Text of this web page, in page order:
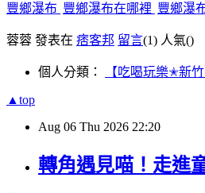
豐鄉瀑布 豐鄉瀑布在哪裡 豐鄉瀑
蓉蓉 發表在 痞客邦 留言(1) 人氣()
個人分類： 【吃喝玩樂✭新竹
▲top
Aug 06 Thu 2026 22:20
轉角遇見喵！走進